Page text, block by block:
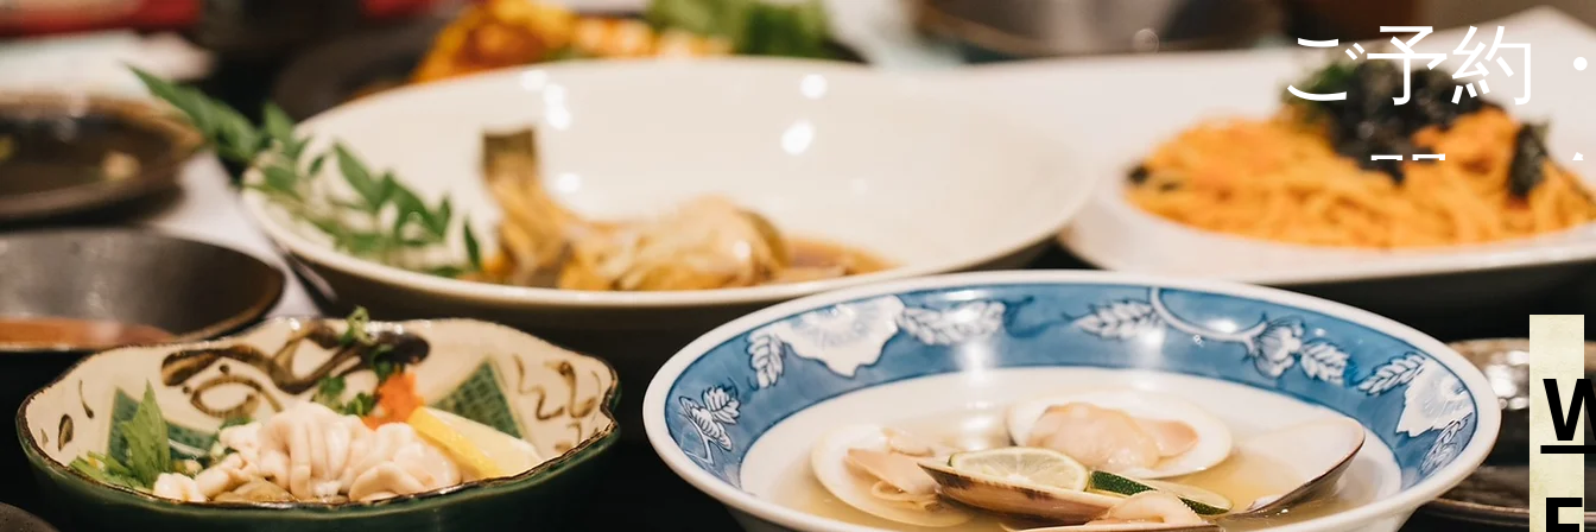
ホーム 初めての方 寿司 逸品料理 お飲み物 店内のご案内 メニュー
ご予約
お問い
わせ
072-